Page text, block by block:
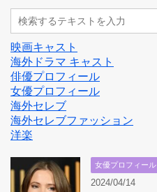
映画キャスト
海外ドラマ キャスト
俳優プロフィール
女優プロフィール
海外セレブ
海外セレブファッション
洋楽
女優プロフィール
2024/04/14